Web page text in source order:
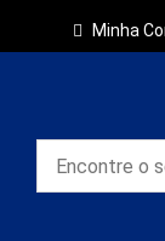
Minha